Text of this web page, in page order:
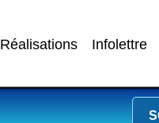
Réalisations Infolettre